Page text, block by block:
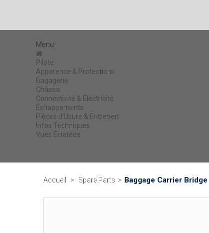
Menu
Pilote
Apparence & Protections
Bagagerie
Châssis
Connectivité & Électricité
Échappements
Pièces d'Usure & Entretien
Infos Techniques
Vues Éclatées
Accueil > Spare Parts > Baggage Carrier Bridge